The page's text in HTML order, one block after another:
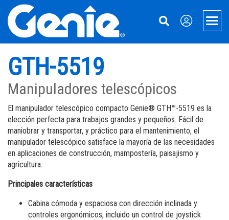
Main
Navigation
Main
Content
Footer
Menu
Elevadores
Plataformas Xtra Capacity
Plataformas telescópicas
Plataformas articuladas
Accesorios de plataformas y tijeras
Plataformas articuladas remolcables
Plataformas de tijera eléctricas
Plataformas de tijera todo terreno
Manipulación de materiales
Manipuladores telescópicos
Accesorios para Manipuladores
Elevadores de Material
Equipo Usado
Financiación de equipos
Repuestos
Servicio técnico
Manuales
Seguridad
Acerca de Genie
Nuestra historia
Prensa y Medios
Contáctenos
Ubicaciones
Aerial Pros
Aplicaciones
Mining
GTH-5519
Manipuladores telescópicos
El manipulador telescópico compacto Genie® GTH™-5519 es la
elección perfecta para trabajos grandes y pequeños. Fácil de
maniobrar y transportar, y práctico para el mantenimiento, el
manipulador telescópico satisface la mayoría de las necesidades
en aplicaciones de construcción, mampostería, paisajismo y
agricultura.
Principales características
Cabina cómoda y espaciosa con dirección inclinada y
controles ergonómicos, incluido un control de joystick